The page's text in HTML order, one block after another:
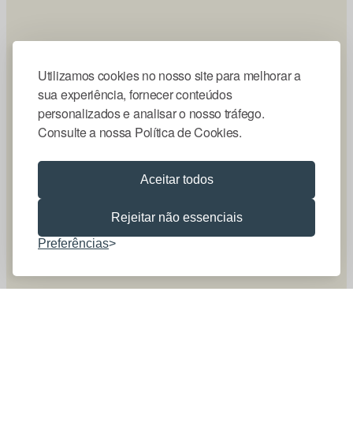
Utilizamos cookies no nosso site para melhorar a
sua experiência, fornecer conteúdos
personalizados e analisar o nosso tráfego.
Consulte a nossa Política de Cookies.
Aceitar todos
Rejeitar não essenciais
Preferências